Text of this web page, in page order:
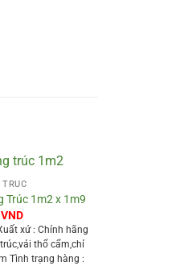
TRÚC
Trúc 1m2 x 1m9
VND
xứ : Chính hãng
thổ cẩm,chỉ
Tình trạng hàng :